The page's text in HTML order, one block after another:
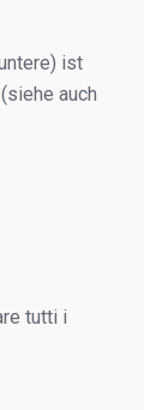
ist
auch
tutti i